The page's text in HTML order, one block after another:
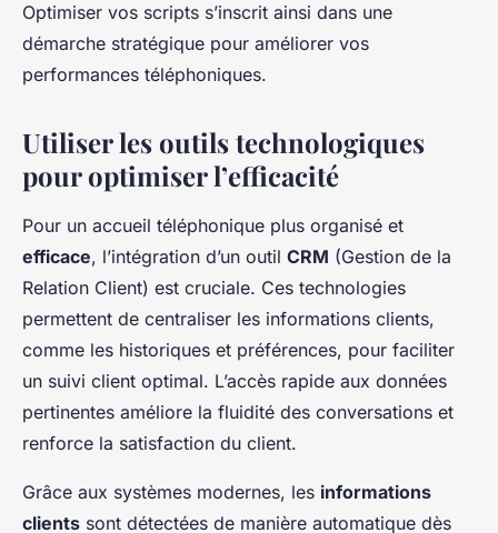
Optimiser vos scripts s’inscrit ainsi dans une
démarche stratégique pour améliorer vos
performances téléphoniques.
Utiliser les outils technologiques
pour optimiser l’efficacité
Pour un accueil téléphonique plus organisé et
efficace, l’intégration d’un outil CRM (Gestion de la
Relation Client) est cruciale. Ces technologies
permettent de centraliser les informations clients,
comme les historiques et préférences, pour faciliter
un suivi client optimal. L’accès rapide aux données
pertinentes améliore la fluidité des conversations et
renforce la satisfaction du client.
Grâce aux systèmes modernes, les informations
clients sont détectées de manière automatique dès